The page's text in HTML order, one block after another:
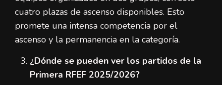
cuatro plazas de ascenso disponibles. Esto
promete una intensa competencia por el
ascenso y la permanencia en la categoría.
¿Dónde se pueden ver los partidos de la
Primera RFEF 2025/2026?